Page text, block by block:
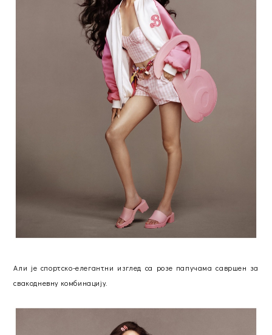
Али је спортско-елегантни изглед са розе папучама савршен за
свакодневну комбинацију.